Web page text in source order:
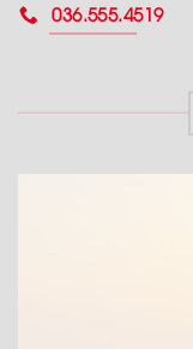
036.555.4519